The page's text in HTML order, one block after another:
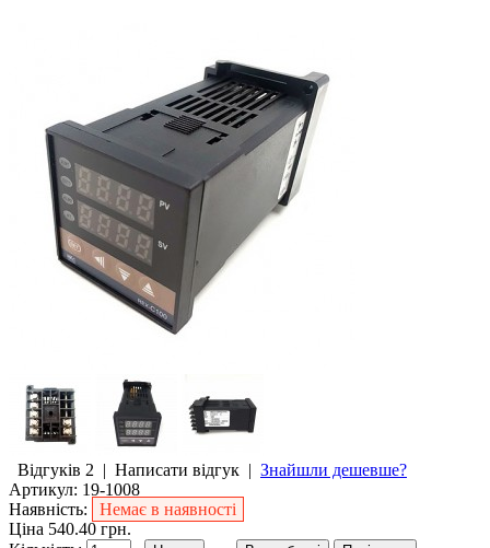
Відгуків 2 | Написати відгук | Знайшли дешевше?
Артикул: 19-1008
Наявність:
Немає в наявності
Ціна 540.40 грн.